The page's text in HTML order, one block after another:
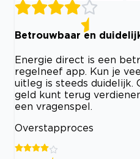
Betrouwbaar en
Energie direct is een
regelneef app. Kun je
uitleg is steeds duidelijk.
geld kunt terug
een vragenspel.
Overstapproces